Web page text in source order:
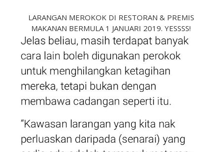
LARANGAN MEROKOK DI RESTORAN & PREMIS
MAKANAN BERMULA 1 JANUARI 2019. YESSSS!